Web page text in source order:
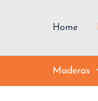
Home
Maderas